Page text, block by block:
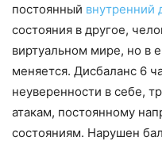
постоянный внутренний
состояния в другое,
виртуальном мире, но в
меняется. Дисбаланс 6
неуверенности в себе,
атакам, постоянному
состояниям. Нарушен